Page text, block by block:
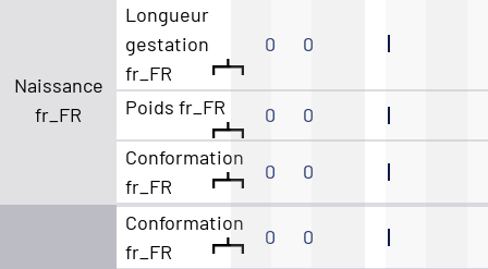
Naissance
fr_FR
Longueur
gestation
fr_FR
0 0
Poids fr_FR 0
0
Conformation
fr_FR
0 0
Conformation
fr_FR
0 0